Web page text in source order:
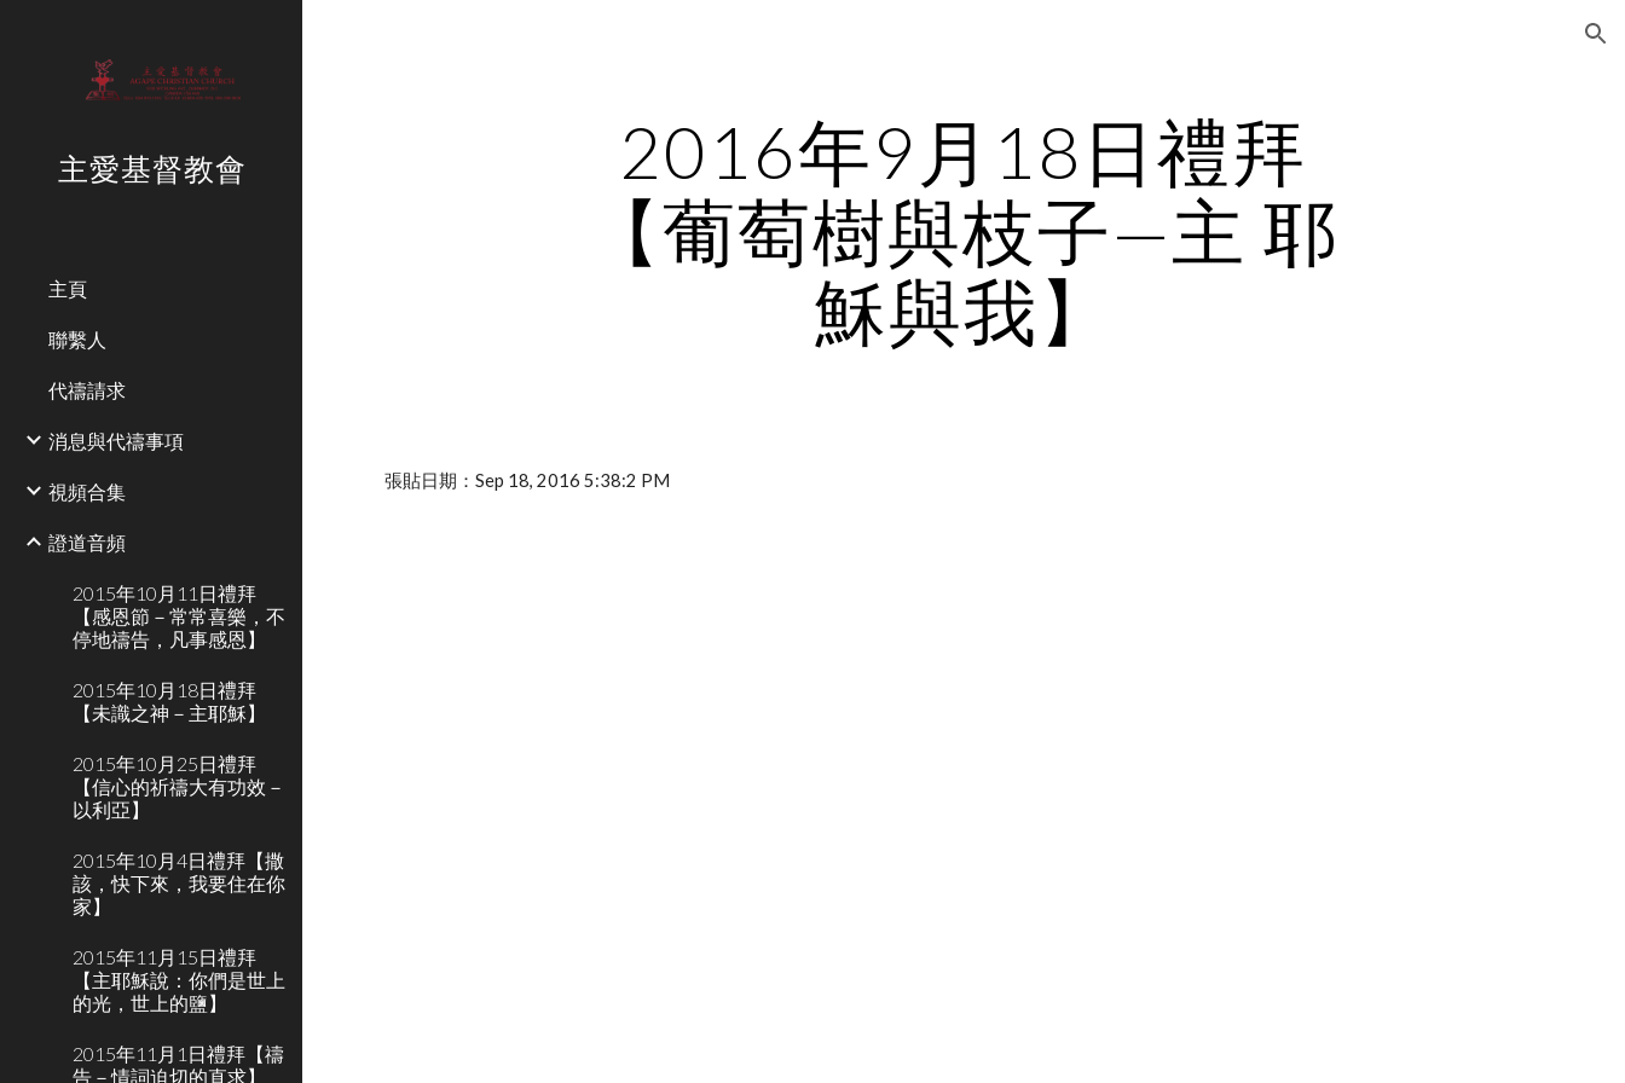
主愛基督教會
主頁
聯繫人
代禱請求
消息與代禱事項
視頻合集
證道音頻
2015年10月11日禮拜
【感恩節－常常喜樂，不
停地禱告，凡事感恩】
2015年10月18日禮拜
【未識之神－主耶穌】
2015年10月25日禮拜
【信心的祈禱大有功效－
以利亞】
2015年10月4日禮拜【撒
該，快下來，我要住在你
家】
2015年11月15日禮拜
【主耶穌說：你們是世上
的光，世上的鹽】
2015年11月1日禮拜【禱
告－情詞迫切的直求】
2016年9月18日禮拜
【葡萄樹與枝子—主 耶
穌與我】
張貼日期：Sep 18, 2016 5:38:2 PM